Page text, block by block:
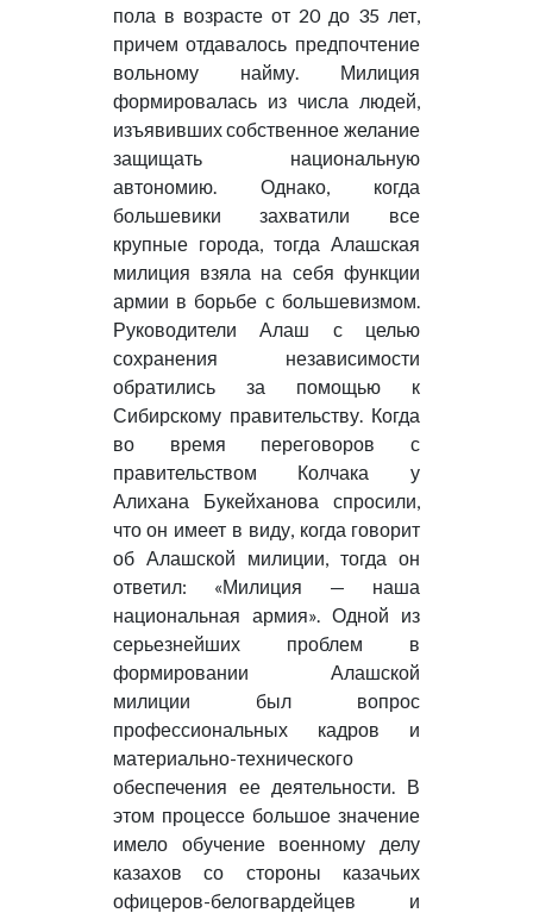
пола в возрасте от 20 до 35 лет,
причем отдавалось предпочтение
вольному найму. Милиция
формировалась из числа людей,
изъявивших собственное желание
защищать национальную
автономию. Однако, когда
большевики захватили все
крупные города, тогда Алашская
милиция взяла на себя функции
армии в борьбе с большевизмом.
Руководители Алаш с целью
сохранения независимости
обратились за помощью к
Сибирскому правительству. Когда
во время переговоров с
правительством Колчака у
Алихана Букейханова спросили,
что он имеет в виду, когда говорит
об Алашской милиции, тогда он
ответил: «Милиция — наша
национальная армия». Одной из
серьезнейших проблем в
формировании Алашской
милиции был вопрос
профессиональных кадров и
материально-технического
обеспечения ее деятельности. В
этом процессе большое значение
имело обучение военному делу
казахов со стороны казачьих
офицеров-белогвардейцев и